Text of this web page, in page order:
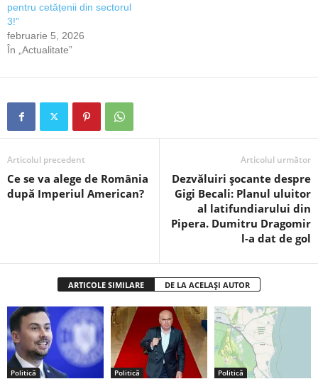
pentru cetățenii din sectorul
3!”
februarie 5, 2026
În „Actualitate”
Articolul precedent
Ce se va alege de România
după Imperiul American?
Articolul următor
Dezvăluiri șocante despre
Gigi Becali: Planul uluitor
al latifundiarului din
Pipera. Dumitru Dragomir
l-a dat de gol
ARTICOLE SIMILARE DE LA ACELAȘI AUTOR
Politică Politică Politică